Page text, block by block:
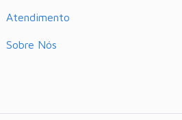
Atendimento
Sobre Nós